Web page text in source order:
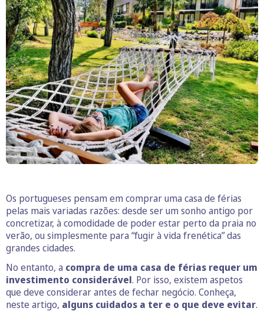
Os portugueses pensam em comprar uma casa de férias
pelas mais variadas razões: desde ser um sonho antigo por
concretizar, à comodidade de poder estar perto da praia no
verão, ou simplesmente para “fugir à vida frenética” das
grandes cidades.
No entanto, a compra de uma casa de férias requer um
investimento considerável. Por isso, existem aspetos
que deve considerar antes de fechar negócio. Conheça,
neste artigo, alguns cuidados a ter e o que deve evitar.